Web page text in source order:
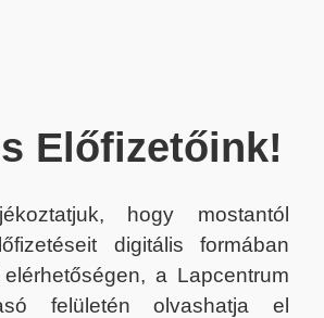
Előfizetőink!
hogy mostantól
digitális formában
a Lapcentrum
felületén olvashatja el